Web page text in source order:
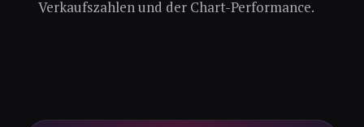
Verkaufszahlen und der Chart-Performance.